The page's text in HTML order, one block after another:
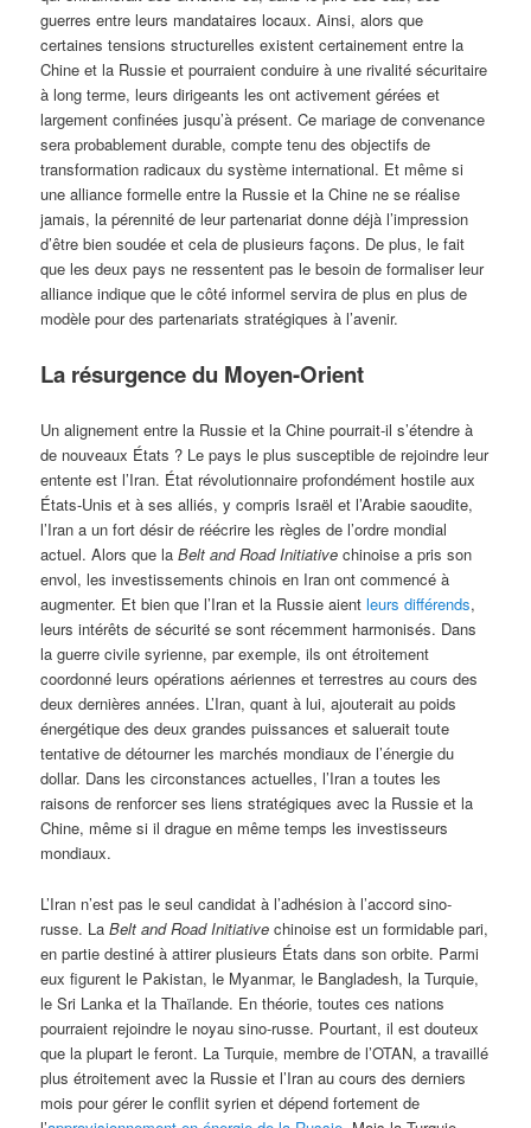
guerres entre leurs mandataires locaux. Ainsi, alors que
certaines tensions structurelles existent certainement entre la
Chine et la Russie et pourraient conduire à une rivalité sécuritaire
à long terme, leurs dirigeants les ont activement gérées et
largement confinées jusqu’à présent. Ce mariage de convenance
sera probablement durable, compte tenu des objectifs de
transformation radicaux du système international. Et même si
une alliance formelle entre la Russie et la Chine ne se réalise
jamais, la pérennité de leur partenariat donne déjà l’impression
d’être bien soudée et cela de plusieurs façons. De plus, le fait
que les deux pays ne ressentent pas le besoin de formaliser leur
alliance indique que le côté informel servira de plus en plus de
modèle pour des partenariats stratégiques à l’avenir.
La résurgence du Moyen-Orient
Un alignement entre la Russie et la Chine pourrait-il s’étendre à
de nouveaux États ? Le pays le plus susceptible de rejoindre leur
entente est l’Iran. État révolutionnaire profondément hostile aux
États-Unis et à ses alliés, y compris Israël et l’Arabie saoudite,
l’Iran a un fort désir de réécrire les règles de l’ordre mondial
actuel. Alors que laBelt and Road Initiative chinoise a pris son
envol, les investissements chinois en Iran ont commencé à
augmenter. Et bien que l’Iran et la Russie aientleurs différends,
leurs intérêts de sécurité se sont récemment harmonisés. Dans
la guerre civile syrienne, par exemple, ils ont étroitement
coordonné leurs opérations aériennes et terrestres au cours des
deux dernières années. L’Iran, quant à lui, ajouterait au poids
énergétique des deux grandes puissances et saluerait toute
tentative de détourner les marchés mondiaux de l’énergie du
dollar. Dans les circonstances actuelles, l’Iran a toutes les
raisons de renforcer ses liens stratégiques avec la Russie et la
Chine, même si il drague en même temps les investisseurs
mondiaux.
L’Iran n’est pas le seul candidat à l’adhésion à l’accord sino-
russe. LaBelt and Road Initiative chinoise est un formidable pari,
en partie destiné à attirer plusieurs États dans son orbite. Parmi
eux figurent le Pakistan, le Myanmar, le Bangladesh, la Turquie,
le Sri Lanka et la Thaïlande. En théorie, toutes ces nations
pourraient rejoindre le noyau sino-russe. Pourtant, il est douteux
que la plupart le feront. La Turquie, membre de l’OTAN, a travaillé
plus étroitement avec la Russie et l’Iran au cours des derniers
mois pour gérer le conflit syrien et dépend fortement de